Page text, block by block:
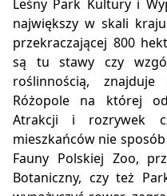
Leśny Park Kultury i
największy w skali
przekraczającej 800
są tu stawy czy
roślinnością,
Różopole na której
Atrakcji i rozrywek
mieszkańców nie
Fauny Polskiej Zoo,
Botaniczny, czy też